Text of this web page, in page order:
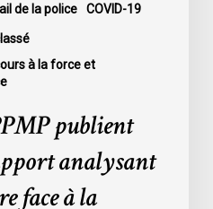
de la police COVID-19
à la force et
publient
analysant
face à la